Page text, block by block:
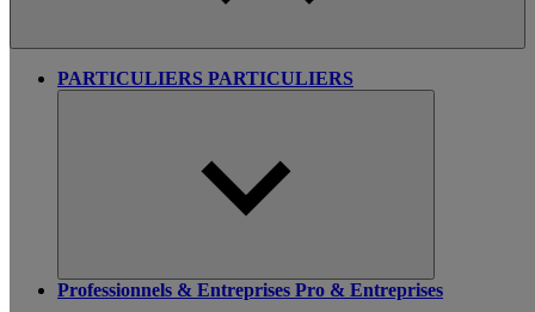
PARTICULIERS PARTICULIERS
Professionnels & Entreprises Pro & Entreprises